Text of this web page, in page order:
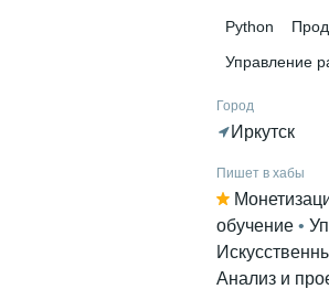
Финансовый
Python
Управление
Город
Иркутск
Пишет в хабы
обучение •
Анализ и